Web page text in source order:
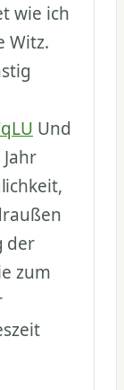
wie ich
Witz.
Und
der
zum